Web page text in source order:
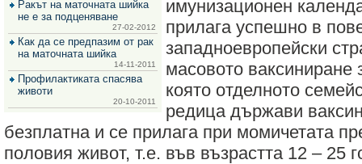
Сайтът
зехтин
маслини
Ракът на маточната шийка
не е за подценяване
27-02-2012
Как да се предпазим от рак
на маточната шийка
14-11-2011
Профилактиката спасява
животи
20-10-2011
имунизационен
прилага успешно в
западноевропейски
масовото ваксиниране
която отделното
редица държави
безплатна и се прилага при момичетата
половия живот, т.е. във възрастта 12 – 25